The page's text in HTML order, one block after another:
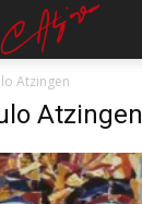
Atzingen
Atzingen